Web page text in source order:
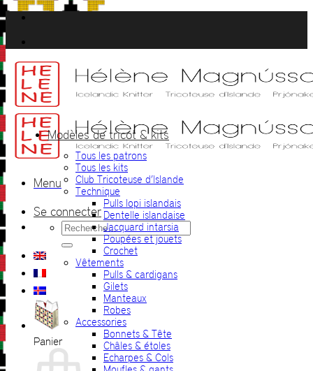
Passer
au
contenu
Menu
Se connecter
Recherche
pour :
Panier
Modèles de tricot & kits
Tous les patrons
Tous les kits
Club Tricoteuse d’Islande
Technique
Pulls lopi islandais
Dentelle islandaise
Jacquard intarsia
Poupées et jouets
Crochet
Vêtements
Pulls & cardigans
Gilets
Manteaux
Robes
Accessories
Bonnets & Tête
Châles & étoles
Echarpes & Cols